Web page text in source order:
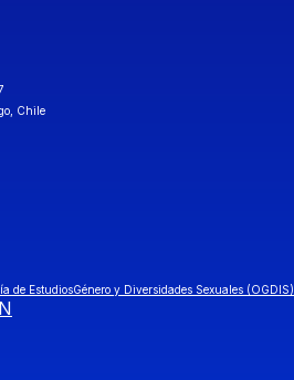
Chile
de EstudiosGénero y Diversidades Sexuales (OGDIS)